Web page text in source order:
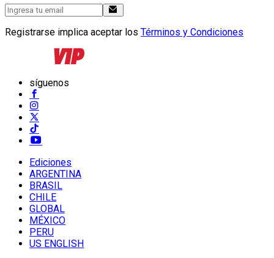
Registrarse implica aceptar los Términos y Condiciones
síguenos
Ediciones
ARGENTINA
BRASIL
CHILE
GLOBAL
MÉXICO
PERU
US ENGLISH